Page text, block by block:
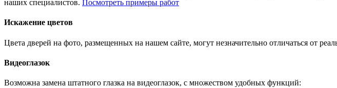
наших специалистов. Посмотреть примеры работ
Искажение цветов
Цвета дверей на фото, размещенных на нашем сайте, могут незначительно отличаться от
Видеоглазок
Возможна замена штатного глазка на видеоглазок, с множеством удобных функций: